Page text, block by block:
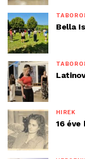
Bella
HÍREK
16 éve